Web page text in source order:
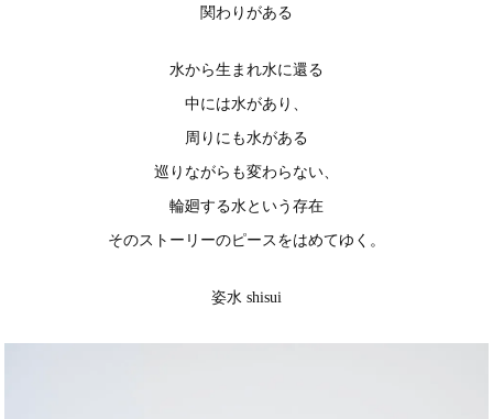
関わりがある
水から生まれ水に還る
中には水があり、
周りにも水がある
巡りながらも変わらない、
輪廻する水という存在
そのストーリーのピースをはめてゆく。
姿水 shisui